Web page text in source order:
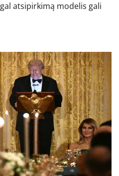
atsipirkimą modelis gali